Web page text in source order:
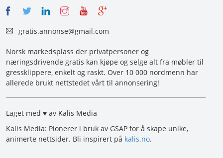
gratis.annonse@gmail.com
Norsk markedsplass der privatpersoner og
næringsdrivende gratis kan kjøpe og selge alt fra møbler til
gressklippere, enkelt og raskt. Over 10 000 nordmenn har
allerede brukt nettstedet vårt til annonsering!
Laget med ♥ av Kalis Media
Kalis Media: Pionerer i bruk av GSAP for å skape unike,
animerte nettsider. Bli inspirert på kalis.no.